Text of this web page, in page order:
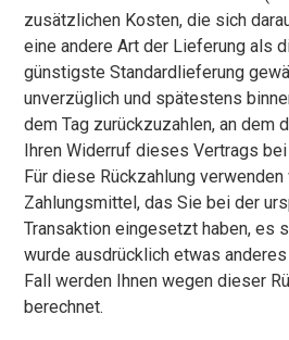
zusätzlichen Kosten, die sich
eine andere Art der Lieferung als
günstigste Standardlieferung
unverzüglich und spätestens
dem Tag zurückzuzahlen, an dem
Ihren Widerruf dieses Vertrags
Für diese Rückzahlung
Zahlungsmittel, das Sie bei der
Transaktion eingesetzt haben, es
wurde ausdrücklich etwas
Fall werden Ihnen wegen dieser
berechnet.